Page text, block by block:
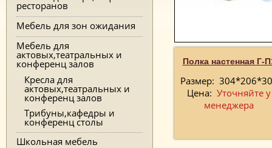
ресторанов
Мебель для зон ожидания
Мебель для
актовых,театральных и
конференц залов
Кресла для
актовых,театральных и
конференц залов
Трибуны,кафедры и
конференц столы
Школьная мебель
Полка настенная Г-
Размер:
Цена: Уточняйте у
менеджера